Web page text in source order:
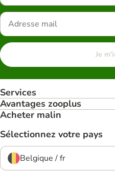
Je
Services
Avantages zooplus
Acheter malin
Sélectionnez votre pays
Belgique / fr